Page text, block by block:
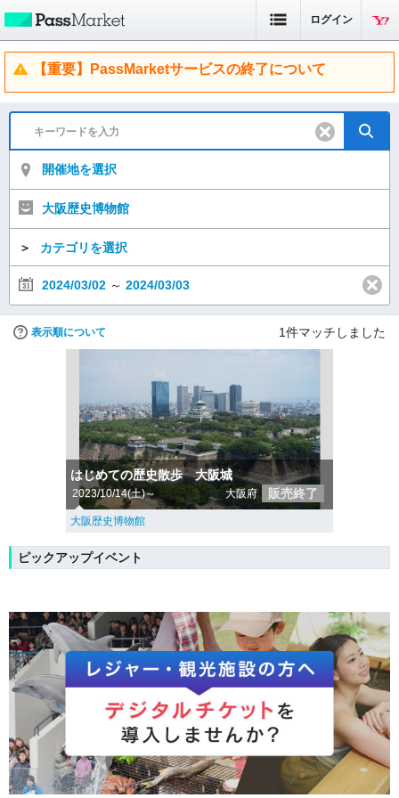
ログイン
【重要】PassMarketサービスの終了について
開催地を選択
大阪歴史博物館
＞ カテゴリを選択
2024/03/02 ～ 2024/03/03
表示順について 1件マッチしました
はじめての歴史散歩 大阪城
2023/10/14(土)～ 大阪府 販売終了
大阪歴史博物館
ピックアップイベント